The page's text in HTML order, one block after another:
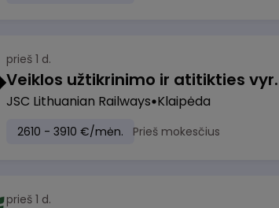
prieš 1 d.
JSC Lithuanian Railways Klaipėda
2610 - 3910 €/mėn. Prieš mokesčius
prieš 1 d.